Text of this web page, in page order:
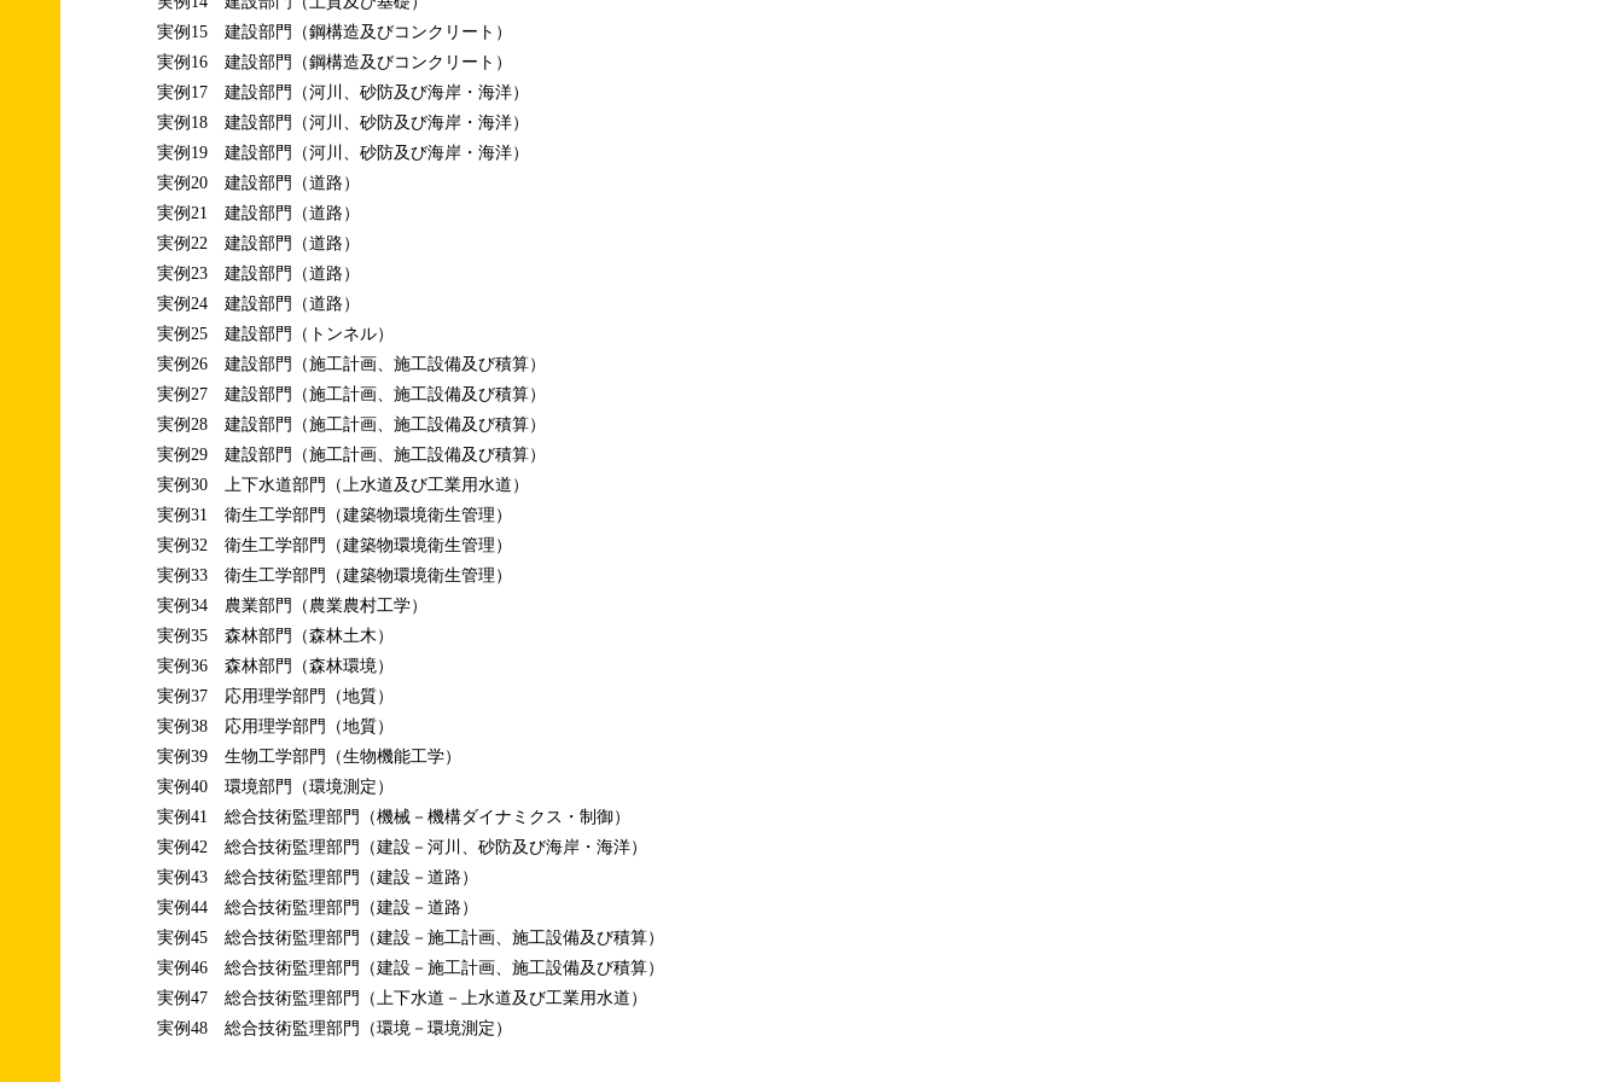
実例15 建設部門（鋼構造及びコンクリート）
実例16 建設部門（鋼構造及びコンクリート）
実例17 建設部門（河川、砂防及び海岸・海洋）
実例18 建設部門（河川、砂防及び海岸・海洋）
実例19 建設部門（河川、砂防及び海岸・海洋）
実例20 建設部門（道路）
実例21 建設部門（道路）
実例22 建設部門（道路）
実例23 建設部門（道路）
実例24 建設部門（道路）
実例25 建設部門（トンネル）
実例26 建設部門（施工計画、施工設備及び積算）
実例27 建設部門（施工計画、施工設備及び積算）
実例28 建設部門（施工計画、施工設備及び積算）
実例29 建設部門（施工計画、施工設備及び積算）
実例30 上下水道部門（上水道及び工業用水道）
実例31 衛生工学部門（建築物環境衛生管理）
実例32 衛生工学部門（建築物環境衛生管理）
実例33 衛生工学部門（建築物環境衛生管理）
実例34 農業部門（農業農村工学）
実例35 森林部門（森林土木）
実例36 森林部門（森林環境）
実例37 応用理学部門（地質）
実例38 応用理学部門（地質）
実例39 生物工学部門（生物機能工学）
実例40 環境部門（環境測定）
実例41 総合技術監理部門（機械－機構ダイナミクス・制御）
実例42 総合技術監理部門（建設－河川、砂防及び海岸・海洋）
実例43 総合技術監理部門（建設－道路）
実例44 総合技術監理部門（建設－道路）
実例45 総合技術監理部門（建設－施工計画、施工設備及び積算）
実例46 総合技術監理部門（建設－施工計画、施工設備及び積算）
実例47 総合技術監理部門（上下水道－上水道及び工業用水道）
実例48 総合技術監理部門（環境－環境測定）